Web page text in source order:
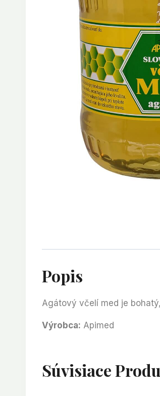
Popis
Agátový včelí med je
Výrobca: Apimed
Súvisiace